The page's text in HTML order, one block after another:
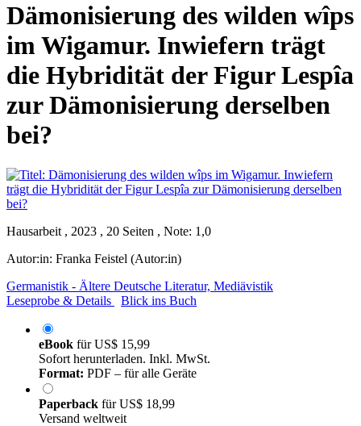
Dämonisierung des wilden wîps
im Wigamur. Inwiefern trägt
die Hybridität der Figur Lespîa
zur Dämonisierung derselben
bei?
Hausarbeit , 2023 , 20 Seiten , Note: 1,0
Autor:in: Franka Feistel (Autor:in)
Germanistik - Ältere Deutsche Literatur, Mediävistik
Leseprobe & Details
Blick ins Buch
eBook fürUS$ 15,99
Sofort herunterladen. Inkl. MwSt.
Format: PDF – für alle Geräte
Paperback fürUS$ 18,99
Versand weltweit